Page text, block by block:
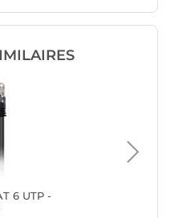
6 UTP -